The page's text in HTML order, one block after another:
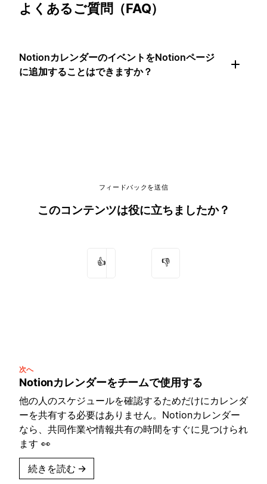
よくあるご質問（FAQ）
NotionカレンダーのイベントをNotionページ
に追加することはできますか？
フィードバックを送信
このコンテンツは役に立ちましたか？
👍 👎
次へ
Notionカレンダーをチームで使用する
他の人のスケジュールを確認するためだけにカレンダ
ーを共有する必要はありません。Notionカレンダー
なら、共同作業や情報共有の時間をすぐに見つけられ
ます 👀
続きを読む →